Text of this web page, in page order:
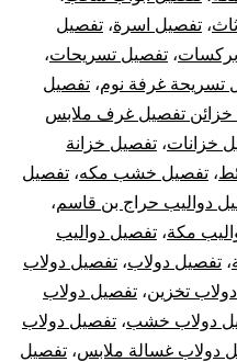
، تفصيل اسرة، تفصيل
، تفصيل تسريحات،
تسريحة غرفة نوم، تفصيل
خزائن تفصيل غرف ملابس
خزانات، تفصيل خزانة
، تفصيل خشب مكه، تفصيل
دواليب حراج بن قاسم،
مكة، تفصيل دواليب
، تفصيل دولاب، تفصيل دولاب
تخزين، تفصيل دولاب
دولاب خشب، تفصيل دولاب
دولاب غسالة ملابس، تفصيل